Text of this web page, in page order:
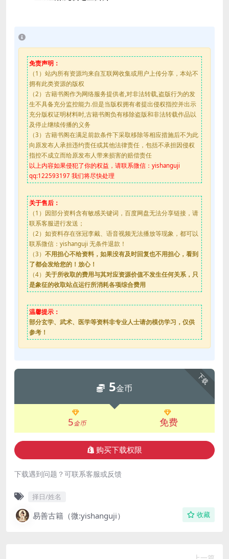
免责声明：
（1）站内所有资源均来自互联网收集或用户上传分享，本站不
拥有此类资源的版权
（2）古籍书阁作为网络服务提供者,对非法转载,盗版行为的发
生不具备充分监控能力.但是当版权拥有者提出侵权指控并出示
充分版权证明材料时,古籍书阁负有移除盗版和非法转载作品以
及停止继续传播的义务
（3）古籍书阁在满足前款条件下采取移除等相应措施后不为此
向原发布人承担违约责任或其他法律责任，包括不承担因侵权
指控不成立而给原发布人带来损害的赔偿责任
以上内容如果侵犯了你的权益，请联系微信：yishanguji
qq:122593197 我们将尽快处理
关于售后：
（1）因部分资料含有敏感关键词，百度网盘无法分享链接，请
联系客服进行发送；
（2）如资料存在张冠李戴、语音视频无法播放等现象，都可以
联系微信：yishanguji 无条件退款！
（3） 不用担心不给资料，如果没有及时回复也不用担心，看到
了都会发给您的！放心！
（4） 关于所收取的费用与其对应资源价值不发生任何关系，只
是象征的收取站点运行所消耗各项综合费用
温馨提示：
部分玄学、武术、医学等资料非专业人士请勿模仿学习，仅供
参考！
下载
5金币
5金币 免费
购买下载权限
下载遇到问题？可联系客服或反馈
择日/姓名
易善古籍（微:yishanguji） 收藏